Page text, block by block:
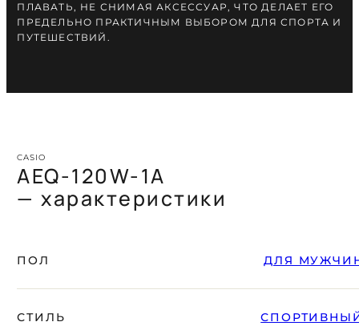
ПЛАВАТЬ, НЕ СНИМАЯ АКСЕССУАР, ЧТО ДЕЛАЕТ ЕГО
ПРЕДЕЛЬНО ПРАКТИЧНЫМ ВЫБОРОМ ДЛЯ СПОРТА И
ПУТЕШЕСТВИЙ.
CASIO
AEQ-120W-1A
— характеристики
ПОЛ ДЛЯ
СТИЛЬ